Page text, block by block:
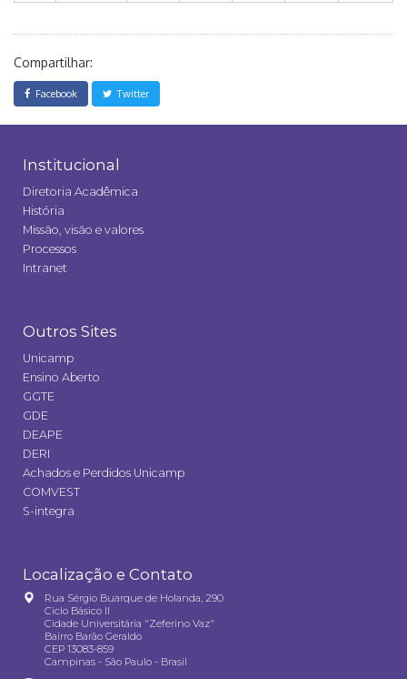
Compartilhar:
Facebook Twitter
Institucional
Diretoria Acadêmica
História
Missão, visão e valores
Processos
Intranet
Outros Sites
Unicamp
Ensino Aberto
GGTE
GDE
DEAPE
DERI
Achados e Perdidos Unicamp
COMVEST
S-integra
Localização e Contato
Rua Sérgio Buarque de Holanda, 290
Ciclo Básico II
Cidade Universitária "Zeferino Vaz"
Bairro Barão Geraldo
CEP 13083-859
Campinas - São Paulo - Brasil